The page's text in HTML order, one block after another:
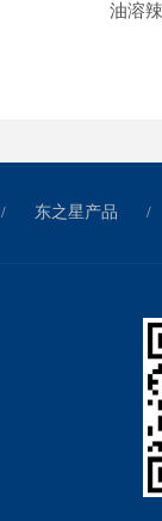
油溶
/ 东之星产品 /